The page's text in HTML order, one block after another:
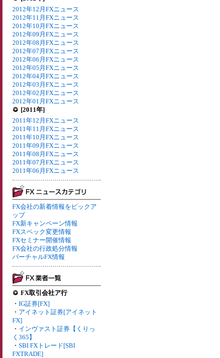
2012年12月FXニュース
2012年11月FXニュース
2012年10月FXニュース
2012年09月FXニュース
2012年08月FXニュース
2012年07月FXニュース
2012年06月FXニュース
2012年05月FXニュース
2012年04月FXニュース
2012年03月FXニュース
2012年02月FXニュース
2012年01月FXニュース
[2011年]
2011年12月FXニュース
2011年11月FXニュース
2011年10月FXニュース
2011年09月FXニュース
2011年08月FXニュース
2011年07月FXニュース
2011年06月FXニュース
FX会社の新着情報をピックア
ップ
FX新キャンペーン情報
FXスペック変更情報
FXセミナー開催情報
FX会社の行政処分情報
バーチャルFX情報
FX取引会社ア行
・ IG証券[FX]
・ アイネット証券[アイネット
FX]
・ インヴァスト証券【くりっ
く365】
・ SBI FXトレード[SBI
FXTRADE]